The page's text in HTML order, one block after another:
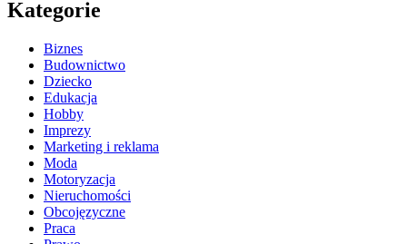
Kategorie
Biznes
Budownictwo
Dziecko
Edukacja
Hobby
Imprezy
Marketing i reklama
Moda
Motoryzacja
Nieruchomości
Obcojęzyczne
Praca